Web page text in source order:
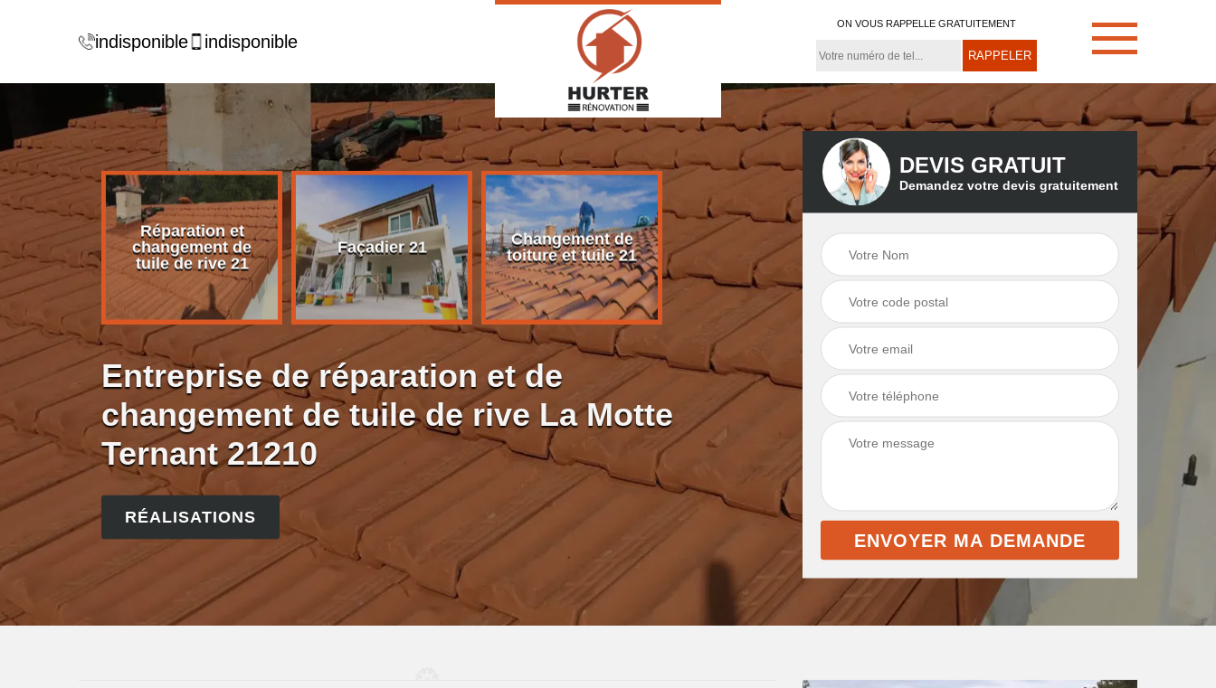
indisponible indisponible
ON VOUS RAPPELLE GRATUITEMENT
de
21
Réparation et
changement de
tuile de rive 21
Façadier 21
Changement de
toiture et tuile 21
Rénovation de
toiture 21
Démoussage de
Couvreur zingueur
21
Entreprise de réparation et de
changement de tuile de rive La Motte
Ternant 21210
RÉALISATIONS
DEVIS GRATUIT
Demandez votre devis gratuitement